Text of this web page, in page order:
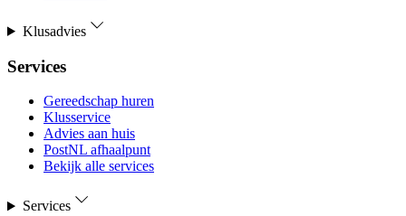
Klusadvies
Services
Gereedschap huren
Klusservice
Advies aan huis
PostNL afhaalpunt
Bekijk alle services
Services